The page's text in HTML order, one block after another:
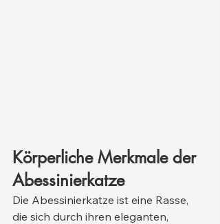
Körperliche Merkmale der
Abessinierkatze
Die Abessinierkatze ist eine Rasse,
die sich durch ihren eleganten,